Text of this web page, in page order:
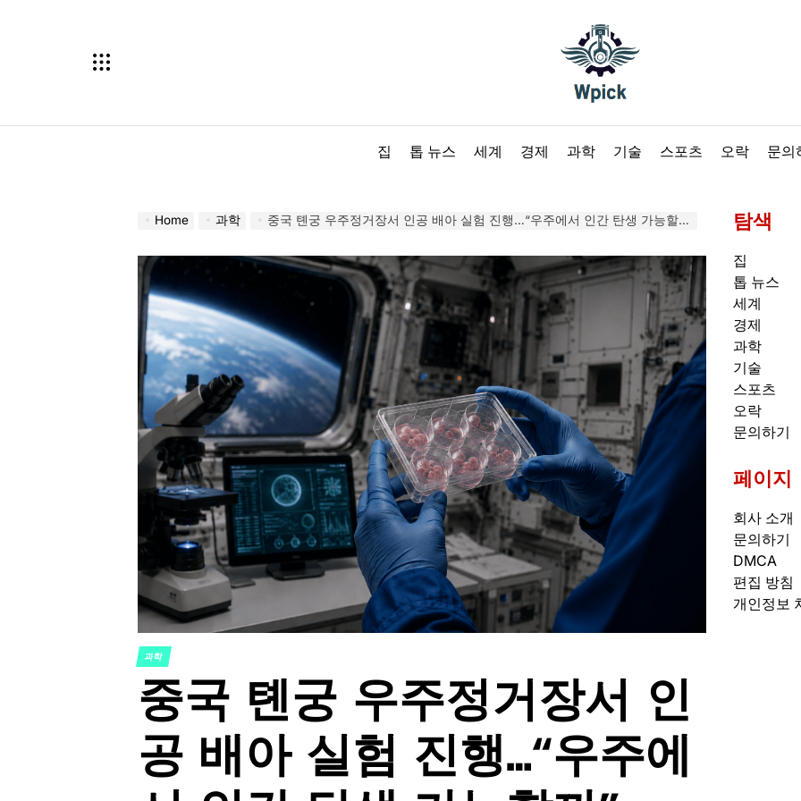
집
톱 뉴스 세계 경제 과학 기술 스포츠 오락 문의
Home 과학 중국 톈궁 우주정거장서 인공 배아 실험 진행…“우주에서 인간 탄생 가능할까”
POSTED
IN
과학
중국 톈궁 우주정거장서 인
공 배아 실험 진행…“우주에
탐색
집
톱 뉴스
세계
경제
과학
기술
스포츠
오락
문의하기
페이지
회사 소개
문의하기
DMCA
편집 방침
개인정보